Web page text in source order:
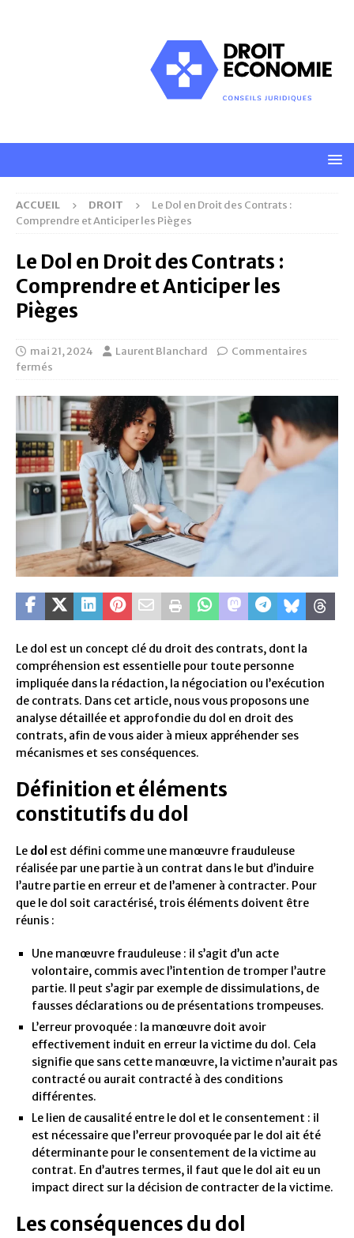
ACCUEIL DROIT
Le Dol en Droit des Contrats :
Comprendre et Anticiper les Pièges
Le Dol en Droit des Contrats :
Comprendre et Anticiper les
Pièges
mai 21, 2024 Laurent Blanchard
Commentaires
fermés
Le dol est un concept clé du droit des contrats, dont la
compréhension est essentielle pour toute personne
impliquée dans la rédaction, la négociation ou l’exécution
de contrats. Dans cet article, nous vous proposons une
analyse détaillée et approfondie du dol en droit des
contrats, afin de vous aider à mieux appréhender ses
mécanismes et ses conséquences.
Définition et éléments
constitutifs du dol
Le dol est défini comme une manœuvre frauduleuse
réalisée par une partie à un contrat dans le but d’induire
l’autre partie en erreur et de l’amener à contracter. Pour
que le dol soit caractérisé, trois éléments doivent être
réunis :
Une manœuvre frauduleuse : il s’agit d’un acte
volontaire, commis avec l’intention de tromper l’autre
partie. Il peut s’agir par exemple de dissimulations, de
fausses déclarations ou de présentations trompeuses.
L’erreur provoquée : la manœuvre doit avoir
effectivement induit en erreur la victime du dol. Cela
signifie que sans cette manœuvre, la victime n’aurait pas
contracté ou aurait contracté à des conditions
différentes.
Le lien de causalité entre le dol et le consentement : il
est nécessaire que l’erreur provoquée par le dol ait été
déterminante pour le consentement de la victime au
contrat. En d’autres termes, il faut que le dol ait eu un
impact direct sur la décision de contracter de la victime.
Les conséquences du dol